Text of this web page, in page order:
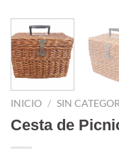
INICIO / SIN
Cesta de